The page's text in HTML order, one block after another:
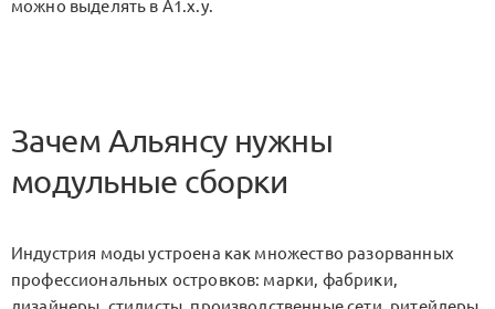
можно выделять в A1.x.y.
Зачем Альянсу нужны
модульные сборки
Индустрия моды устроена как множество разорванных
профессиональных островков: марки, фабрики,